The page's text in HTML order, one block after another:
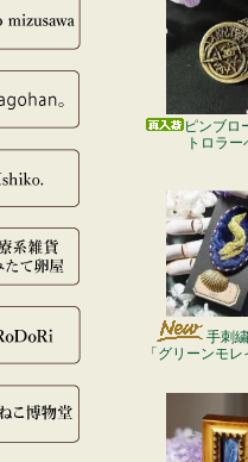
ピンブロ
トロラー
手刺
「グリーンモレ